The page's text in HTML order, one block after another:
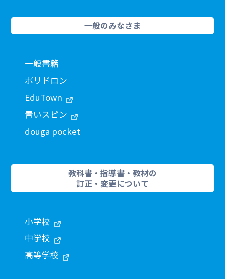
一般のみなさま
一般書籍
ポリドロン
EduTown
青いスピン
douga pocket
教科書・指導書・教材の
訂正・変更について
小学校
中学校
高等学校